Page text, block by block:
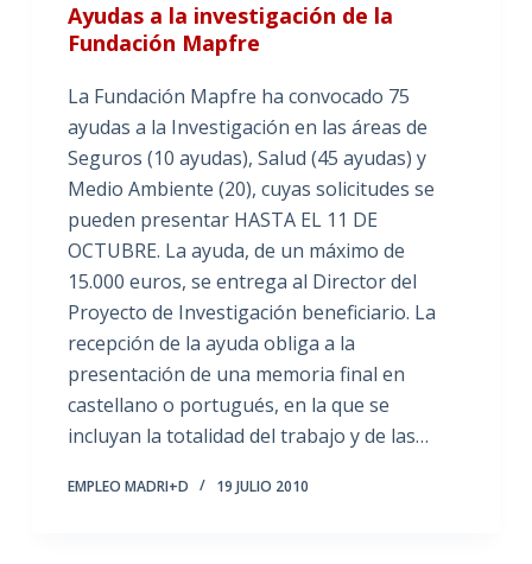
Ayudas a la investigación de la
Fundación Mapfre
La Fundación Mapfre ha convocado 75
ayudas a la Investigación en las áreas de
Seguros (10 ayudas), Salud (45 ayudas) y
Medio Ambiente (20), cuyas solicitudes se
pueden presentar HASTA EL 11 DE
OCTUBRE. La ayuda, de un máximo de
15.000 euros, se entrega al Director del
Proyecto de Investigación beneficiario. La
recepción de la ayuda obliga a la
presentación de una memoria final en
castellano o portugués, en la que se
incluyan la totalidad del trabajo y de las…
EMPLEO MADRI+D 19 JULIO 2010